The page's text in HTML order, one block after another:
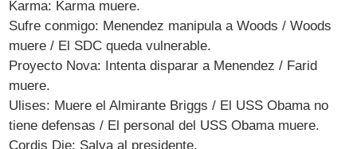
Karma: Karma muere.
Sufre conmigo: Menendez manipula a Woods / Woods
muere / El SDC queda vulnerable.
Proyecto Nova: Intenta disparar a Menendez / Farid
muere.
Ulises: Muere el Almirante Briggs / El USS Obama no
tiene defensas / El personal del USS Obama muere.
Cordis Die: Salva al presidente.